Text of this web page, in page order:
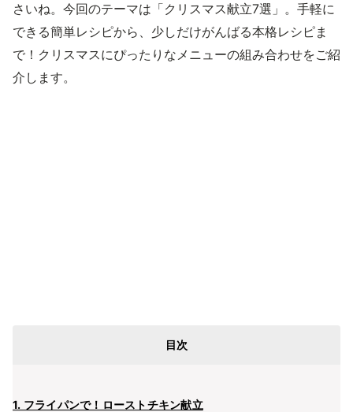
さいね。今回のテーマは「クリスマス献立7選」。手軽に
できる簡単レシピから、少しだけがんばる本格レシピま
で！クリスマスにぴったりなメニューの組み合わせをご紹
介します。
目次
1. フライパンで！ローストチキン献立